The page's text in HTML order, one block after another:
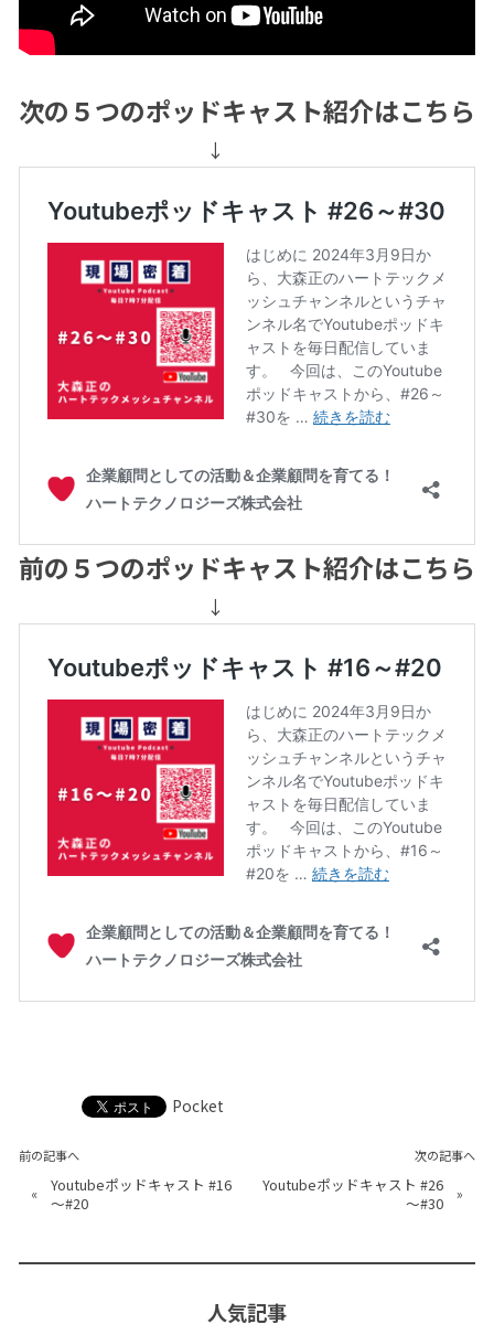
次の５つのポッドキャスト紹介はこちら
↓
前の５つのポッドキャスト紹介はこちら
↓
Pocket
前の記事へ
«
Youtubeポッドキャスト #16
～#20
次の記事へ
Youtubeポッドキャスト #26
～#30
»
人気記事